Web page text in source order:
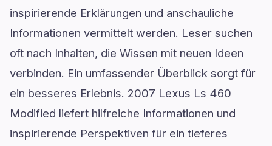
inspirierende Erklärungen und anschauliche
Informationen vermittelt werden. Leser suchen
oft nach Inhalten, die Wissen mit neuen Ideen
verbinden. Ein umfassender Überblick sorgt für
ein besseres Erlebnis. 2007 Lexus Ls 460
Modified liefert hilfreiche Informationen und
inspirierende Perspektiven für ein tieferes